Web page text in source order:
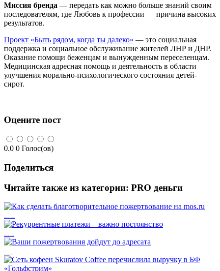
Миссия бренда — передать как можно больше знаний своим
последователям, где Любовь к профессии — причина высоких
результатов.
Проект «Быть рядом, когда ты далеко» — это социальная
поддержка и социальное обслуживание жителей ЛНР и ДНР.
Оказание помощи беженцам и вынужденным переселенцам.
Медицинская адресная помощь и деятельность в области
улучшения морально-психологического состояния детей-
сирот.
Оцените пост
0.0 0 Голос(ов)
Поделиться
Читайте также из категории: PRO деньги